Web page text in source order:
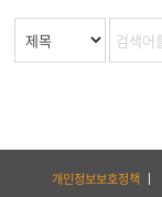
개인정보보호정책